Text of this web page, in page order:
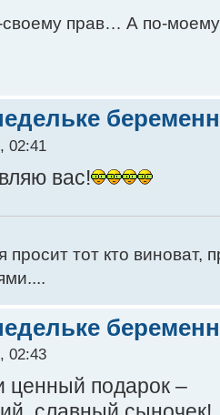
прав… А по-
02:41
вас!
тот кто виноват,
02:43
подарок –